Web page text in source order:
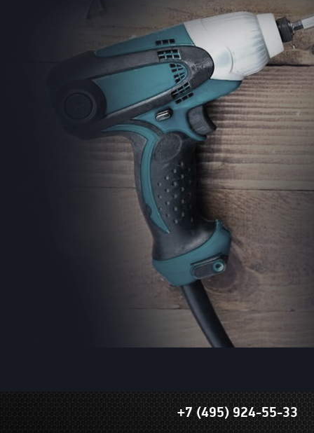
+7 (495) 924-55-33